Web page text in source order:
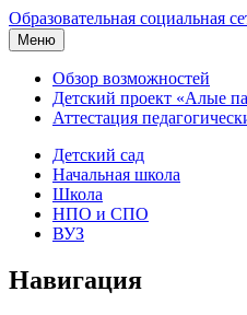
Образовательная социальная
Меню
Обзор возможностей
Детский проект «Алые
Аттестация
Детский сад
Начальная школа
Школа
НПО и СПО
ВУЗ
Навигация